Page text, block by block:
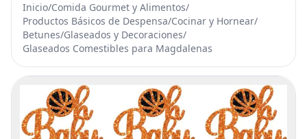
Inicio/Comida Gourmet y Alimentos/
Productos Básicos de Despensa/Cocinar y Hornear/
Betunes/Glaseados y Decoraciones/
Glaseados Comestibles para Magdalenas